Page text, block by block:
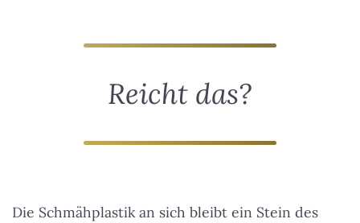
Reicht das?
Die Schmähplastik an sich bleibt ein Stein des